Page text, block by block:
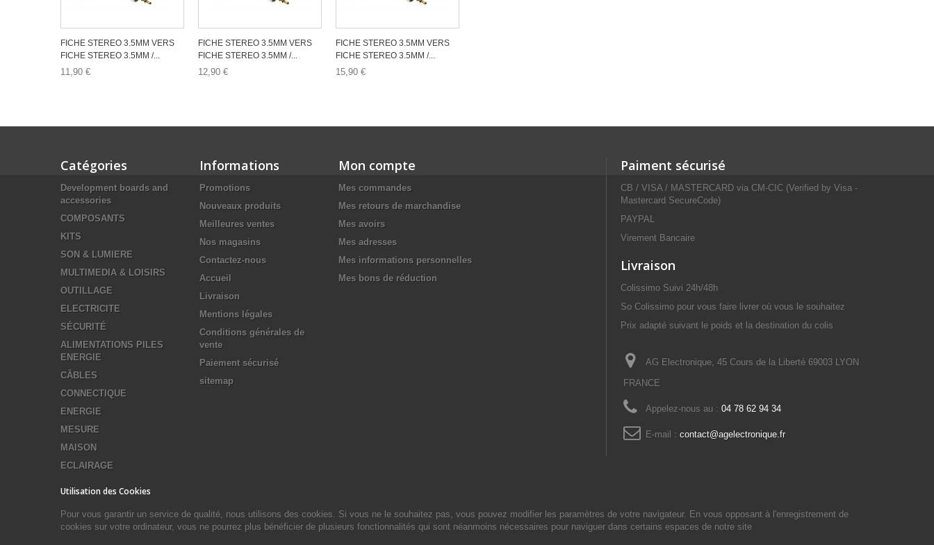
FICHE STEREO 3.5MM VERS
FICHE STEREO 3.5MM /...
11,90 €
FICHE STEREO 3.5MM VERS
FICHE STEREO 3.5MM /...
12,90 €
FICHE STEREO 3.5MM VERS
FICHE STEREO 3.5MM /...
15,90 €
Catégories
Development boards and
accessories
COMPOSANTS
KITS
SON & LUMIERE
MULTIMEDIA & LOISIRS
OUTILLAGE
ELECTRICITE
SÉCURITÉ
ALIMENTATIONS PILES
ENERGIE
CÂBLES
CONNECTIQUE
ENERGIE
MESURE
MAISON
ECLAIRAGE
Informations
Promotions
Nouveaux produits
Meilleures ventes
Nos magasins
Contactez-nous
Accueil
Livraison
Mentions légales
Conditions générales de
vente
Paiement sécurisé
sitemap
Mon compte
Mes commandes
Mes retours de marchandise
Mes avoirs
Mes adresses
Mes informations personnelles
Mes bons de réduction
Paiment sécurisé
CB / VISA / MASTERCARD via CM-CIC (Verified by Visa -
Mastercard SecureCode)
PAYPAL
Virement Bancaire
Livraison
Colissimo Suivi 24h/48h
So Colissimo pour vous faire livrer où vous le souhaitez
Prix adapté suivant le poids et la destination du colis
AG Electronique, 45 Cours de la Liberté 69003 LYON
FRANCE
Appelez-nous au : 04 78 62 94 34
E-mail : contact@agelectronique.fr
Utilisation des Cookies
Pour vous garantir un service de qualité, nous utilisons des cookies. Si vous ne le souhaitez pas, vous pouvez modifier les paramètres de votre navigateur. En vous opposant à l'enregistrement de
cookies sur votre ordinateur, vous ne pourrez plus bénéficier de plusieurs fonctionnalités qui sont néanmoins nécessaires pour naviguer dans certains espaces de notre site